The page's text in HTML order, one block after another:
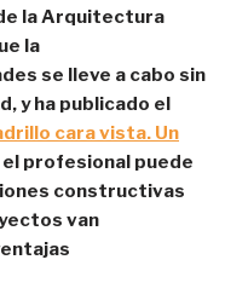
la Arquitectura
la
se lleve a cabo sin
y ha publicado el
cara vista. Un
el profesional puede
constructivas
van